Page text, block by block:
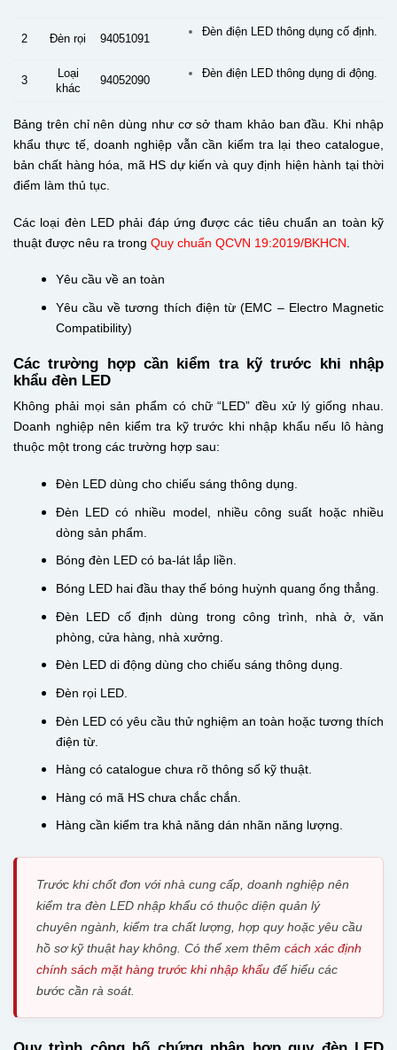
2 Đèn rọi 94051091
Đèn điện LED thông dụng cố định.
3
Loại
khác
94052090
Đèn điện LED thông dụng di động.
Bảng trên chỉ nên dùng như cơ sở tham khảo ban đầu. Khi nhập
khẩu thực tế, doanh nghiệp vẫn cần kiểm tra lại theo catalogue,
bản chất hàng hóa, mã HS dự kiến và quy định hiện hành tại thời
điểm làm thủ tục.
Các loại đèn LED phải đáp ứng được các tiêu chuẩn an toàn kỹ
thuật được nêu ra trong Quy chuẩn QCVN 19:2019/BKHCN
Yêu cầu về an toàn
Yêu cầu về tương thích điện từ (EMC – Electro Magnetic
Compatibility)
Các trường hợp cần kiểm tra kỹ trước khi nhập
khẩu đèn LED
Không phải mọi sản phẩm có chữ “LED” đều xử lý giống nhau.
Doanh nghiệp nên kiểm tra kỹ trước khi nhập khẩu nếu lô hàng
thuộc một trong các trường hợp sau:
Đèn LED dùng cho chiếu sáng thông dụng.
Đèn LED có nhiều model, nhiều công suất hoặc nhiều
dòng sản phẩm.
Bóng đèn LED có ba-lát lắp liền.
Bóng LED hai đầu thay thế bóng huỳnh quang ống thẳng.
Đèn LED cố định dùng trong công trình, nhà ở, văn
phòng, cửa hàng, nhà xưởng.
Đèn LED di động dùng cho chiếu sáng thông dụng.
Đèn rọi LED.
Đèn LED có yêu cầu thử nghiệm an toàn hoặc tương thích
điện từ.
Hàng có catalogue chưa rõ thông số kỹ thuật.
Hàng có mã HS chưa chắc chắn.
Hàng cần kiểm tra khả năng dán nhãn năng lượng.
Trước khi chốt đơn với nhà cung cấp, doanh nghiệp nên
kiểm tra đèn LED nhập khẩu có thuộc diện quản lý
chuyên ngành, kiểm tra chất lượng, hợp quy hoặc yêu cầu
hồ sơ kỹ thuật hay không. Có thể xem thêm cách xác định
chính sách mặt hàng trước khi nhập khẩu để hiểu các
bước cần rà soát.